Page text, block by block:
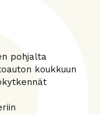
pohjalta
koukkuun